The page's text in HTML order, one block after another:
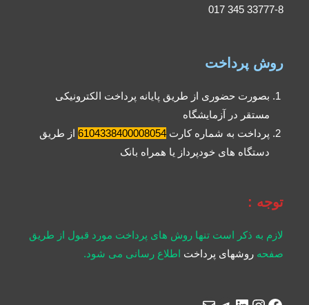
33777-8 345 017
روش پرداخت
بصورت حضوری از طریق پایانه پرداخت الکترونیکی
مستقر در آزمایشگاه
پرداخت به شماره کارت6104338400008054 از طریق
دستگاه های خودپرداز یا همراه بانک
توجه :
لازم به ذکر است تنها روش های پرداخت مورد قبول از طریق
صفحهروشهای پرداخت اطلاع رسانی می شود.